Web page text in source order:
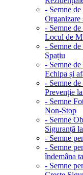
- Semne
Organizare
- Semne
Locul de
- Semne
Spațiu
- Semne
Echipa și
- Semne
Prevenție
- Semne
Non-Stop
- Semne
Siguranță
- Semne
- Semne
îndemâna ta
- Semne